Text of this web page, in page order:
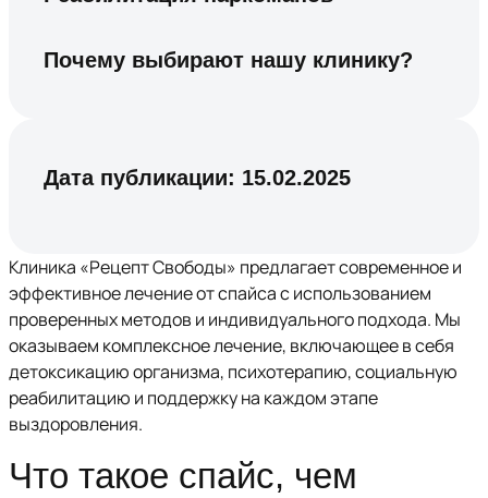
Почему выбирают нашу клинику?
Дата публикации: 15.02.2025
Клиника «Рецепт Свободы» предлагает современное и
эффективное лечение от спайса с использованием
проверенных методов и индивидуального подхода. Мы
оказываем комплексное лечение, включающее в себя
детоксикацию организма, психотерапию, социальную
реабилитацию и поддержку на каждом этапе
выздоровления.
Что такое спайс, чем